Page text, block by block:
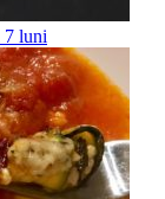
7 luni